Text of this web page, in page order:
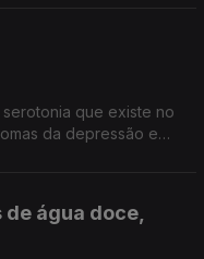
que existe no
da depressão e
água doce,